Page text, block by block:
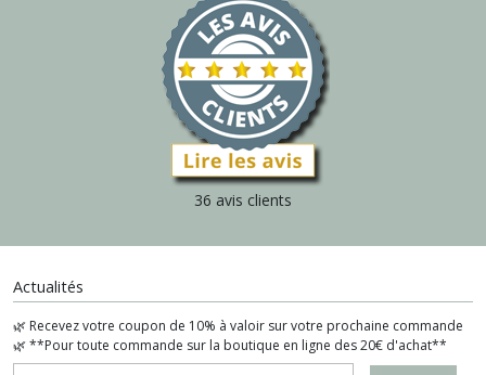
36 avis clients
Actualités
🌿 Recevez votre coupon de 10% à valoir sur votre prochaine commande
🌿 **Pour toute commande sur la boutique en ligne des 20€ d'achat**